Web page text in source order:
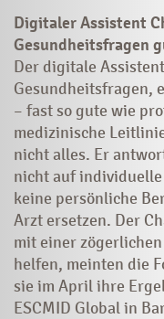
Digitaler Assistent
Gesundheitsfragen
Der digitale
Gesundheitsfragen,
– fast so gute wie
medizinische
nicht alles. Er
nicht auf individuelle
keine persönliche
Arzt ersetzen. Der
mit einer
helfen, meinten die
sie im April ihre
ESCMID Global in